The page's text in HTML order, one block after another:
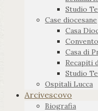
Studio
Case diocesane
Casa
Casa di
Recapiti
Studio
Ospitali Lucca
Arcivescovo
Biografia